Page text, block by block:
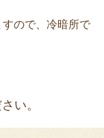
ので、冷暗所で
い。